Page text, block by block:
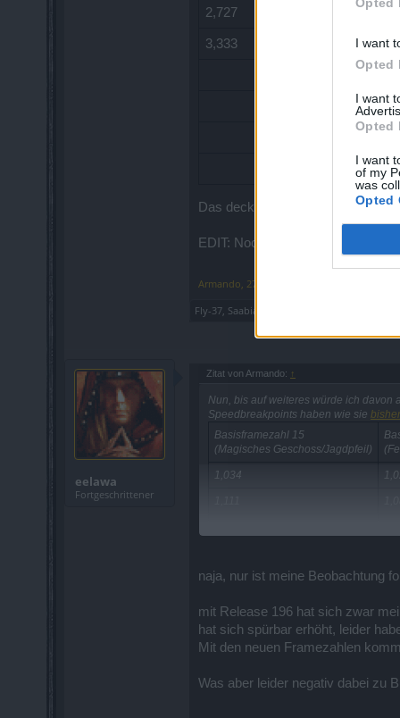
I want
Opted
I want
Opted
I want
of my
was
Opted
2,727
3,333
Das deckt sich ja für den
EDIT: Noch genauer, und
Armando 27 August 2017
Fly-37 Saabia
eelawa
Fortgeschrittener
Zitat von Armando: ↑
Nun, bis auf weiteres würde ich davon
Speedbreakpoints haben wie sie bisher
Basisframezahl 15
(Magisches Geschoss/Jagdpfeil)
1,034
1,429
1,579
1,765
2,000
2,308
naja, nur ist meine Beobachtung
mit Release 196 hat sich zwar
hat sich spürbar erhöht, leider
Mit den neuen Framezahlen
Was aber leider negativ dabei zu